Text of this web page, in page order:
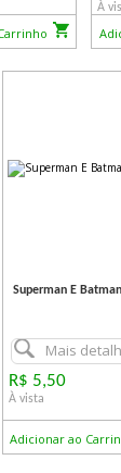
À
Superman E
Mais
R$ 5,50
À vista
Adicionar ao